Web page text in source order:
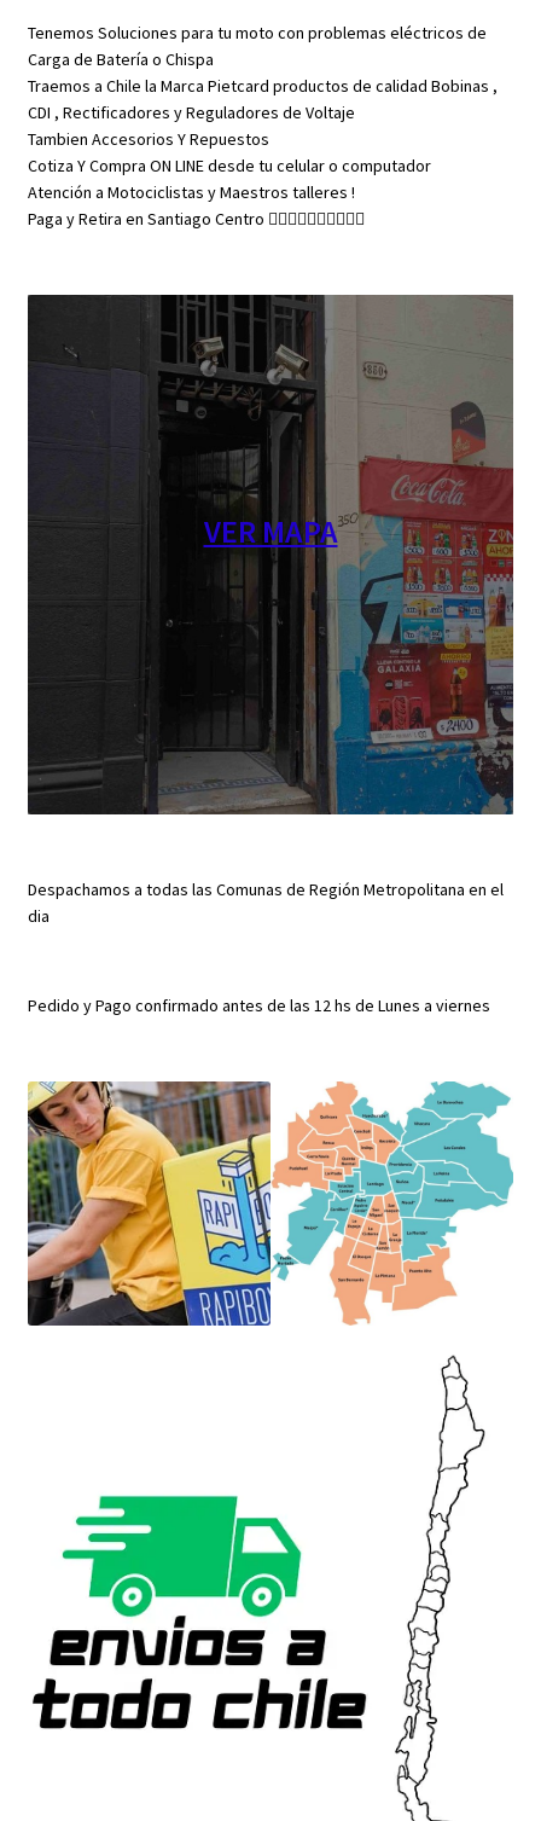
Tenemos Soluciones para tu moto con problemas eléctricos de
Carga de Batería o Chispa
Traemos a Chile la Marca Pietcard productos de calidad Bobinas ,
CDI , Rectificadores y Reguladores de Voltaje
Tambien Accesorios Y Repuestos
Cotiza Y Compra ON LINE desde tu celular o computador
Atención a Motociclistas y Maestros talleres !
Paga y Retira en Santiago Centro 👇🏼👇🏼👇🏼👇🏼👇🏼
VER MAPA
Despachamos a todas las Comunas de Región Metropolitana en el
dia
Pedido y Pago confirmado antes de las 12 hs de Lunes a viernes